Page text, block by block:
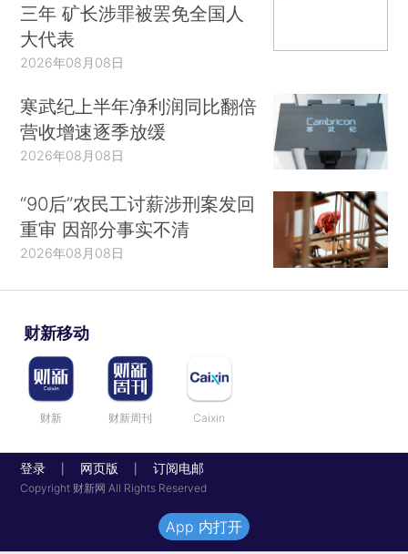
三年 矿长涉罪被罢免全国人
大代表
2026年08月08日
寒武纪上半年净利润同比翻倍
营收增速逐季放缓
2026年08月08日
“90后”农民工讨薪涉刑案发回
重审 因部分事实不清
2026年08月08日
财新移动
财新 财新周刊 Caixin
登录 网页版 订阅电邮
Copyright 财新网 All Rights Reserved
App 内打开